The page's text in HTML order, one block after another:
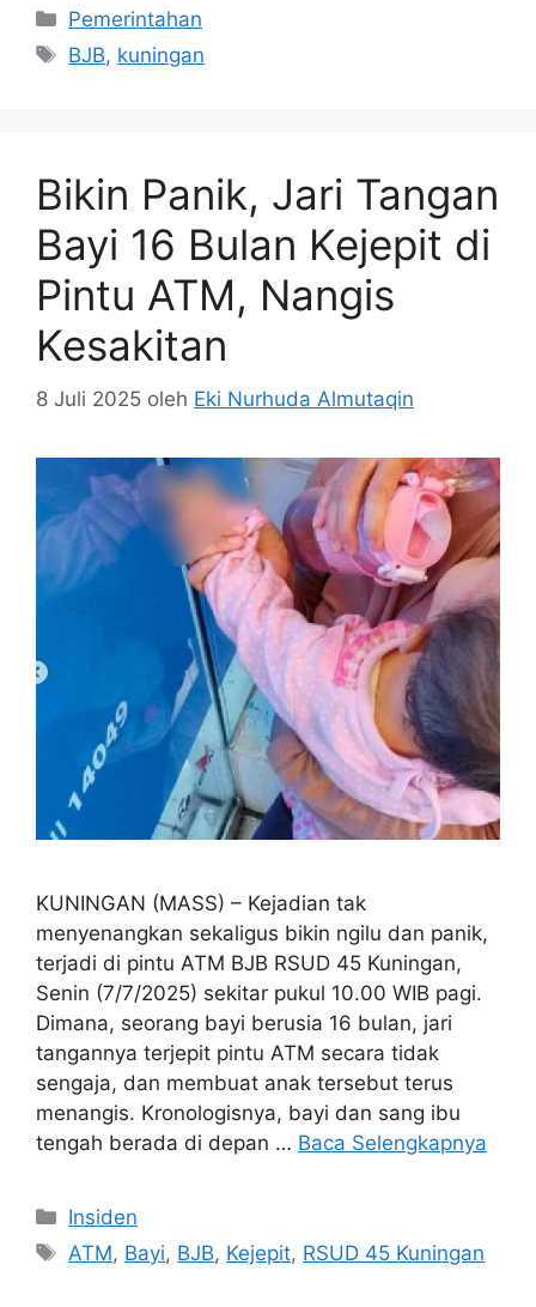
Kategori
Pemerintahan
Tag
BJB, kuningan
Bikin Panik, Jari Tangan
Bayi 16 Bulan Kejepit di
Pintu ATM, Nangis
Kesakitan
8 Juli 2025 oleh Eki Nurhuda Almutaqin
KUNINGAN (MASS) – Kejadian tak
menyenangkan sekaligus bikin ngilu dan panik,
terjadi di pintu ATM BJB RSUD 45 Kuningan,
Senin (7/7/2025) sekitar pukul 10.00 WIB pagi.
Dimana, seorang bayi berusia 16 bulan, jari
tangannya terjepit pintu ATM secara tidak
sengaja, dan membuat anak tersebut terus
menangis. Kronologisnya, bayi dan sang ibu
tengah berada di depan … Baca Selengkapnya
Kategori
Insiden
Tag
ATM, Bayi, BJB, Kejepit, RSUD 45 Kuningan